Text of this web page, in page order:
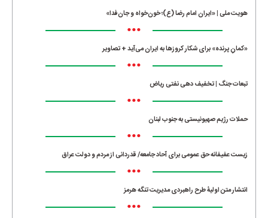
هویت ملی | «ایران امام رضا (ع)؛ خون‌خواه و جان‌فدا»
•••
«کمانِ پرنده» برای شکار کروزها به ایران می‌آید + تصاویر
•••
تبعات جنگ | تخفیف دهی نفتی ریاض
•••
حملات رژیم صهیونیستی به جنوب لبنان
•••
زیست عفیفانه حق عمومی برای آحاد جامعه/ قدردانی از مردم و دولت عراق
•••
انتشار متن اولیۀ طرح راهبردی مدیریت تنگه هرمز
•••